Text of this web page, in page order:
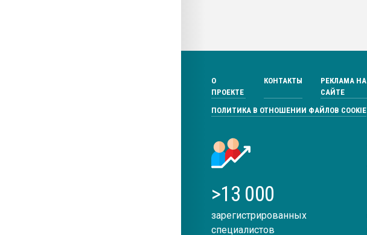
О
ПРОЕКТЕ
КОНТАКТЫ
РЕКЛАМА НА
САЙТЕ
ПОЛИТИКА В ОТНОШЕНИИ ФАЙЛОВ COOKIE
>13 000
зарегистрированных
специалистов